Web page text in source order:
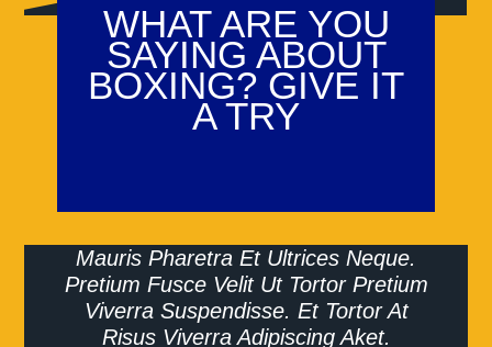
WHAT ARE YOU
SAYING ABOUT
BOXING? GIVE IT
A TRY
Mauris Pharetra Et Ultrices Neque.
Pretium Fusce Velit Ut Tortor Pretium
Viverra Suspendisse. Et Tortor At
Risus Viverra Adipiscing Aket.